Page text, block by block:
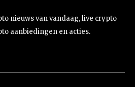
nieuws van vandaag, live crypto
aanbiedingen en acties.